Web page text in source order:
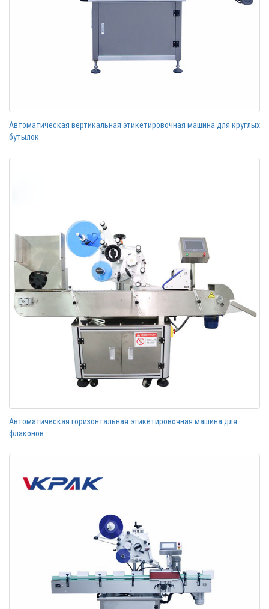
Автоматическая вертикальная этикетировочная машина для круглых
бутылок
Автоматическая горизонтальная этикетировочная машина для
флаконов